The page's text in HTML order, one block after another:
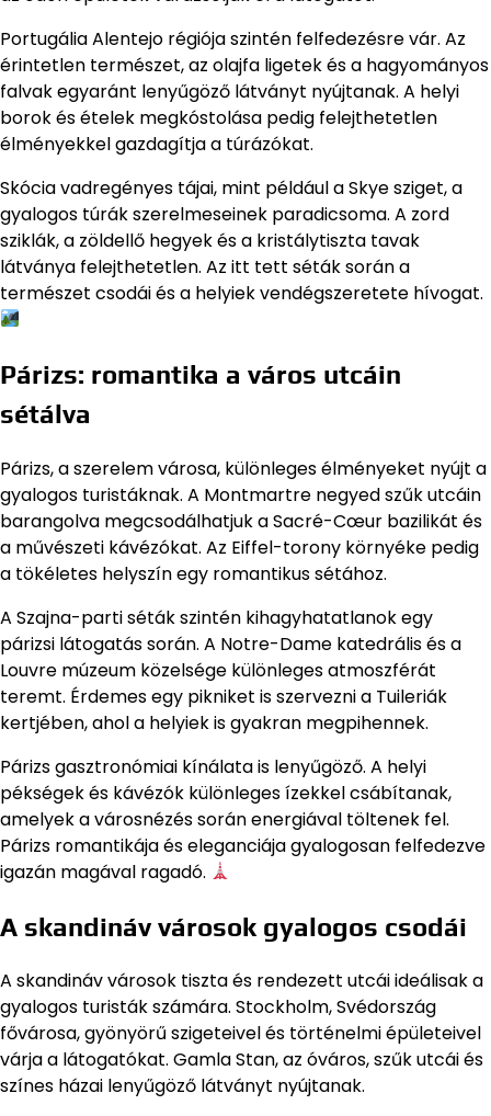
Portugália Alentejo régiója szintén felfedezésre vár. Az
érintetlen természet, az olajfa ligetek és a hagyományos
falvak egyaránt lenyűgöző látványt nyújtanak. A helyi
borok és ételek megkóstolása pedig felejthetetlen
élményekkel gazdagítja a túrázókat.
Skócia vadregényes tájai, mint például a Skye sziget, a
gyalogos túrák szerelmeseinek paradicsoma. A zord
sziklák, a zöldellő hegyek és a kristálytiszta tavak
látványa felejthetetlen. Az itt tett séták során a
természet csodái és a helyiek vendégszeretete hívogat.
Párizs: romantika a város utcáin
sétálva
Párizs, a szerelem városa, különleges élményeket nyújt a
gyalogos turistáknak. A Montmartre negyed szűk utcáin
barangolva megcsodálhatjuk a Sacré-Cœur bazilikát és
a művészeti kávézókat. Az Eiffel-torony környéke pedig
a tökéletes helyszín egy romantikus sétához.
A Szajna-parti séták szintén kihagyhatatlanok egy
párizsi látogatás során. A Notre-Dame katedrális és a
Louvre múzeum közelsége különleges atmoszférát
teremt. Érdemes egy pikniket is szervezni a Tuileriák
kertjében, ahol a helyiek is gyakran megpihennek.
Párizs gasztronómiai kínálata is lenyűgöző. A helyi
pékségek és kávézók különleges ízekkel csábítanak,
amelyek a városnézés során energiával töltenek fel.
Párizs romantikája és eleganciája gyalogosan felfedezve
igazán magával ragadó.
A skandináv városok gyalogos csodái
A skandináv városok tiszta és rendezett utcái ideálisak a
gyalogos turisták számára. Stockholm, Svédország
fővárosa, gyönyörű szigeteivel és történelmi épületeivel
várja a látogatókat. Gamla Stan, az óváros, szűk utcái és
színes házai lenyűgöző látványt nyújtanak.